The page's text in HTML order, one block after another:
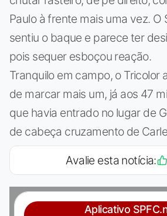
Paulo à frente mais uma vez. O
sentiu o baque e parece ter
pois sequer esboçou reação.
Tranquilo em campo, o Tricolor
de marcar mais um, já aos 47
que havia entrado no lugar de
de cabeça cruzamento de
Avalie esta notícia:
Aplicativo